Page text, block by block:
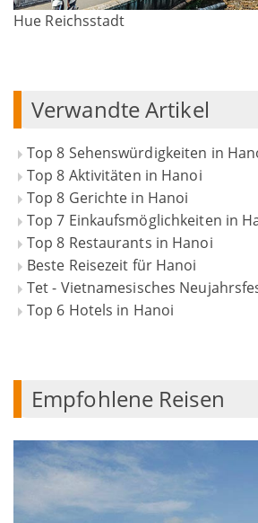
Hue Reichsstadt
Verwandte Artikel
Top 8 Sehenswürdigkeiten in
Top 8 Aktivitäten in Hanoi
Top 8 Gerichte in Hanoi
Top 7 Einkaufsmöglichkeiten in
Top 8 Restaurants in Hanoi
Beste Reisezeit für Hanoi
Tet - Vietnamesisches
Top 6 Hotels in Hanoi
Empfohlene Reisen